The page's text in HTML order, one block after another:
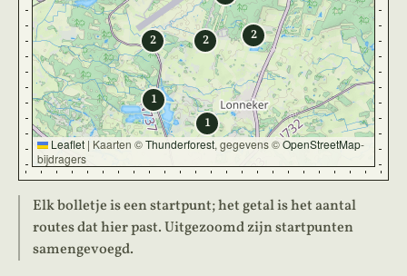
2 2 2
1
1
Leaflet | Kaarten ©Thunderforest, gegevens ©OpenStreetMap-
bijdragers
Elk bolletje is een startpunt; het getal is het aantal
routes dat hier past. Uitgezoomd zijn startpunten
samengevoegd.